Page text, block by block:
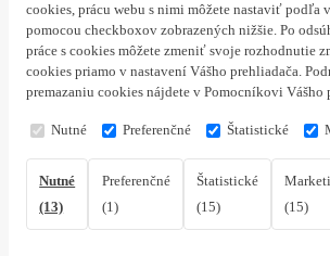
cookies, prácu webu s nimi môžete nastaviť podľa
pomocou checkboxov zobrazených nižšie. Po
práce s cookies môžete zmeniť svoje rozhodnutie
cookies priamo v nastavení Vášho prehliadača.
premazaniu cookies nájdete v Pomocníkovi Vášho
Nutné Preferenčné Štatistické
Nutné
(13)
Preferenčné
(1)
Štatistické
(15)
(15)